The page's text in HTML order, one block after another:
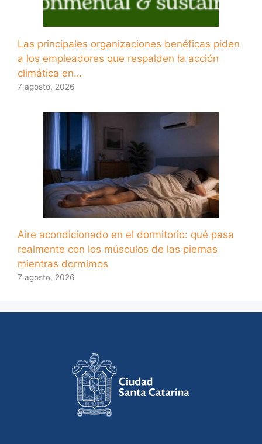
Las principales organizaciones benéficas piden
a los empleadores que respalden la acción
climática en…
7 agosto, 2026
Aire acondicionado en el dormitorio: qué pasa
realmente con los músculos de las piernas
mientras dormimos
7 agosto, 2026